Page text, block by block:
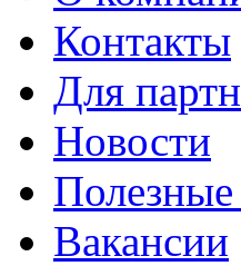
Контакты
Для
Новости
Полезные
Вакансии